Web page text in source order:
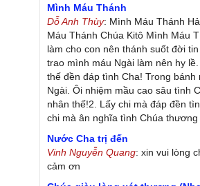
Mình Máu Thánh
Dỗ Anh Thùy: Mình Máu Thánh
Máu Thánh Chúa Kitô Mình Máu
làm cho con nên thánh suốt đời
trao mình máu Ngài làm nên hy
thế đền đáp tình Cha! Trong
Ngài. Ôi nhiệm mầu cao sâu tình
nhân thế!2. Lấy chi mà đáp đền
chi mà ân nghĩa tình Chúa thương
Nước Cha trị đến
Vinh Nguyễn Quang: xin vui lòng
cảm ơn